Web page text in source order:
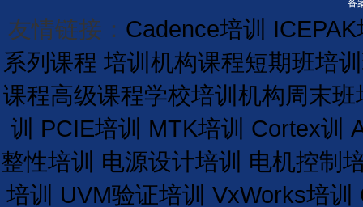
备
友情链接： Cadence培训
系列课程 培训机构课程短期班培训
课程高级课程学校培训 机构周末班
训 PCIE培训 MTK培训 Cortex训
整性培训 电源设计培训 电机控制
培训 UVM验证培训 VxWorks培训